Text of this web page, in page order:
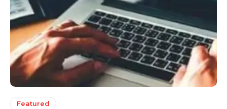
Featured